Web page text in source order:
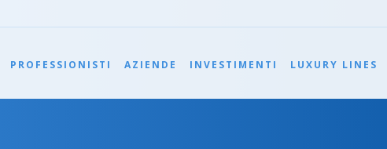
PROFESSIONISTI AZIENDE INVESTIMENTI LUXURY LINES